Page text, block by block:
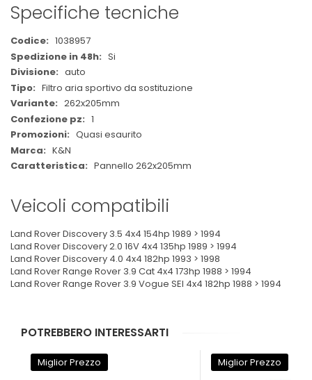
Specifiche tecniche
Maggiori
Informazioni
1038957
Si
auto
Filtro aria sportivo da sostituzione
262x205mm
1
Quasi esaurito
K&N
Pannello 262x205mm
Veicoli compatibili
Land Rover Discovery 3.5 4x4 154hp 1989 > 1994
Land Rover Discovery 2.0 16V 4x4 135hp 1989 > 1994
Land Rover Discovery 4.0 4x4 182hp 1993 > 1998
Land Rover Range Rover 3.9 Cat 4x4 173hp 1988 > 1994
Land Rover Range Rover 3.9 Vogue SEI 4x4 182hp 1988 > 1994
POTREBBERO INTERESSARTI
Miglior Prezzo Miglior Prezzo